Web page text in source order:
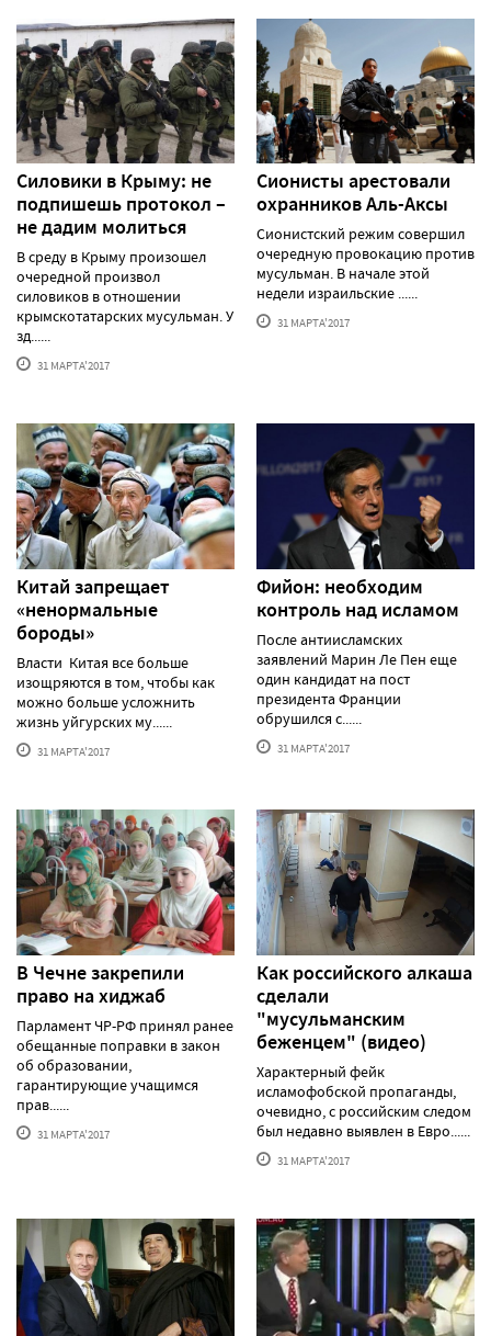
Силовики в Крыму: не
подпишешь протокол –
не дадим молиться
В среду в Крыму произошел
очередной произвол
силовиков в отношении
крымскотатарских мусульман. У
зд......
31 МАРТА'2017
Сионисты арестовали
охранников Аль-Аксы
Сионистский режим совершил
очередную провокацию против
мусульман. В начале этой
недели израильские ......
31 МАРТА'2017
Китай запрещает
«ненормальные
бороды»
Власти Китая все больше
изощряются в том, чтобы как
можно больше усложнить
жизнь уйгурских му......
31 МАРТА'2017
Фийон: необходим
контроль над исламом
После антиисламских
заявлений Марин Ле Пен еще
один кандидат на пост
президента Франции
обрушился с......
31 МАРТА'2017
В Чечне закрепили
право на хиджаб
Парламент ЧР-РФ принял ранее
обещанные поправки в закон
об образовании,
гарантирующие учащимся
прав......
31 МАРТА'2017
Как российского алкаша
сделали
"мусульманским
беженцем" (видео)
Характерный фейк
исламофобской пропаганды,
очевидно, с российским следом
был недавно выявлен в Евро......
31 МАРТА'2017